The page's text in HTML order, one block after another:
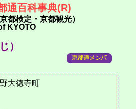
通百科事典(R)
都検定・京都観光）
KYOTO
）
大徳寺町